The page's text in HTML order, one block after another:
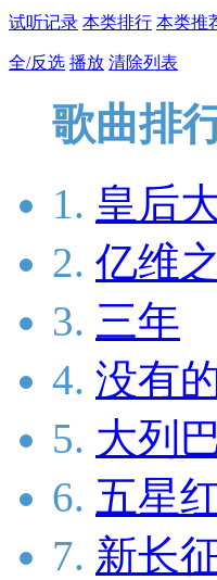
试听记录 本类排行 本类推
全/反选 播放 清除列表
歌曲排
1. 皇后
2. 亿维
3. 三年
4. 没有
5. 大列
6. 五星
7. 新长